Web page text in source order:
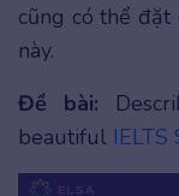
cũng có thể
này.
Đề bài:
beautiful